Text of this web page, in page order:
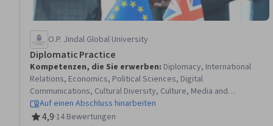
O.P. Jindal Global University
Diplomatic Practice
Kompetenzen, die Sie erwerben: Diplomacy, International
Relations, Economics, Political Sciences, Digital
Communications, Cultural Diversity, Culture, Media and
Communications, Public Safety and National Security, Trend
Analysis
Auf einen Abschluss hinarbeiten
4,9
Bewertung, 4,9 von 5 Sternen
·14 Bewertungen